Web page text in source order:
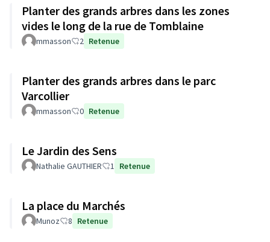
Planter des grands arbres dans les zones
vides le long de la rue de Tomblaine
mmasson 2 Retenue
Planter des grands arbres dans le parc
Varcollier
mmasson 0 Retenue
Le Jardin des Sens
Nathalie GAUTHIER 1 Retenue
La place du Marchés
Munoz 8 Retenue